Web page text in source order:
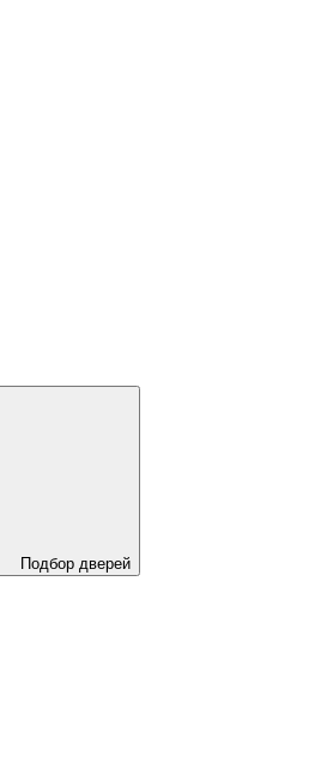
Подбор дверей